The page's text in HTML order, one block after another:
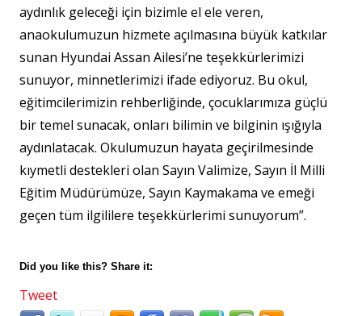
aydınlık geleceği için bizimle el ele veren,
anaokulumuzun hizmete açılmasına büyük katkılar
sunan Hyundai Assan Ailesi’ne teşekkürlerimizi
sunuyor, minnetlerimizi ifade ediyoruz. Bu okul,
eğitimcilerimizin rehberliğinde, çocuklarımıza güçlü
bir temel sunacak, onları bilimin ve bilginin ışığıyla
aydınlatacak. Okulumuzun hayata geçirilmesinde
kıymetli destekleri olan Sayın Valimize, Sayın İl Milli
Eğitim Müdürümüze, Sayın Kaymakama ve emeği
geçen tüm ilgililere teşekkürlerimi sunuyorum”.
Did you like this? Share it:
Tweet